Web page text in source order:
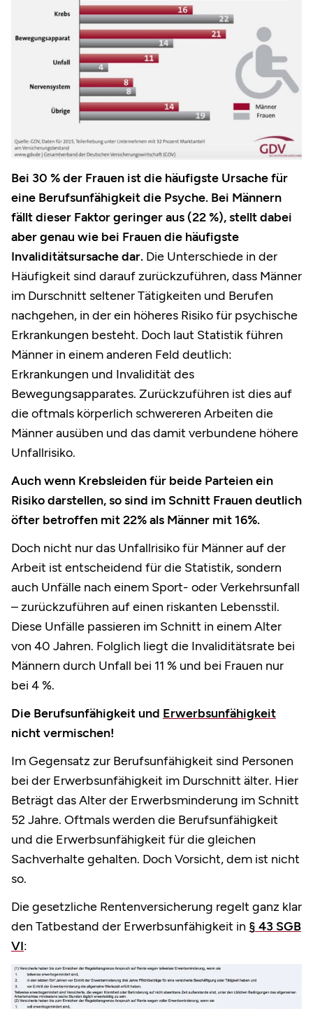
Bei 30 % der Frauen ist die häufigste Ursache für
eine Berufsunfähigkeit die Psyche. Bei Männern
fällt dieser Faktor geringer aus (22 %), stellt dabei
aber genau wie bei Frauen die häufigste
Invaliditätsursache dar. Die Unterschiede in der
Häufigkeit sind darauf zurückzuführen, dass Männer
im Durschnitt seltener Tätigkeiten und Berufen
nachgehen, in der ein höheres Risiko für psychische
Erkrankungen besteht. Doch laut Statistik führen
Männer in einem anderen Feld deutlich:
Erkrankungen und Invalidität des
Bewegungsapparates. Zurückzuführen ist dies auf
die oftmals körperlich schwereren Arbeiten die
Männer ausüben und das damit verbundene höhere
Unfallrisiko.
Auch wenn Krebsleiden für beide Parteien ein
Risiko darstellen, so sind im Schnitt Frauen deutlich
öfter betroffen mit 22% als Männer mit 16%.
Doch nicht nur das Unfallrisiko für Männer auf der
Arbeit ist entscheidend für die Statistik, sondern
auch Unfälle nach einem Sport- oder Verkehrsunfall
– zurückzuführen auf einen riskanten Lebensstil.
Diese Unfälle passieren im Schnitt in einem Alter
von 40 Jahren. Folglich liegt die Invaliditätsrate bei
Männern durch Unfall bei 11 % und bei Frauen nur
bei 4 %.
Die Berufsunfähigkeit und Erwerbsunfähigkeit
nicht vermischen!
Im Gegensatz zur Berufsunfähigkeit sind Personen
bei der Erwerbsunfähigkeit im Durschnitt älter. Hier
Beträgt das Alter der Erwerbsminderung im Schnitt
52 Jahre. Oftmals werden die Berufsunfähigkeit
und die Erwerbsunfähigkeit für die gleichen
Sachverhalte gehalten. Doch Vorsicht, dem ist nicht
so.
Die gesetzliche Rentenversicherung regelt ganz klar
den Tatbestand der Erwerbsunfähigkeit in § 43 SGB
VI: